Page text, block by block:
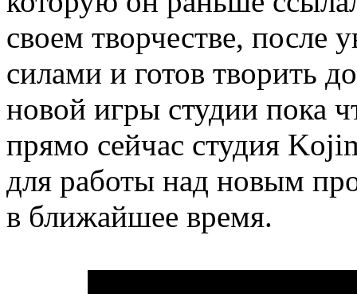
своем творчестве, после
силами и готов творить
новой игры студии пока
прямо сейчас студия
для работы над новым
в ближайшее время.